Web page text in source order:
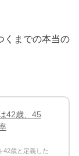
くまでの本当の
42歳、45
42歳と定義した